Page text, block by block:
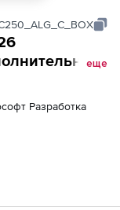
еще
Разработка